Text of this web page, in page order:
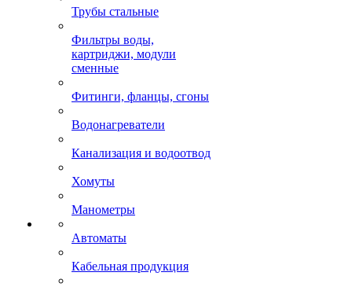
Трубы стальные
Фильтры воды,
картриджи, модули
сменные
Фитинги, фланцы, сгоны
Водонагреватели
Канализация и водоотвод
Хомуты
Манометры
Автоматы
Кабельная продукция